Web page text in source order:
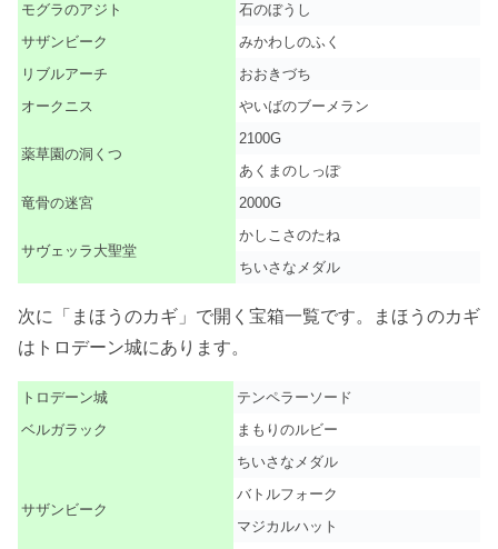
モグラのアジト
石のぼうし
サザンビーク
みかわしのふく
リブルアーチ
おおきづち
オークニス
やいばのブーメラン
薬草園の洞くつ
2100G
あくまのしっぽ
竜骨の迷宮
2000G
サヴェッラ大聖堂
かしこさのたね
ちいさなメダル
次に「まほうのカギ」で開く宝箱一覧です。まほうのカギ
はトロデーン城にあります。
トロデーン城
テンペラーソード
ベルガラック
まもりのルビー
サザンビーク
ちいさなメダル
バトルフォーク
マジカルハット